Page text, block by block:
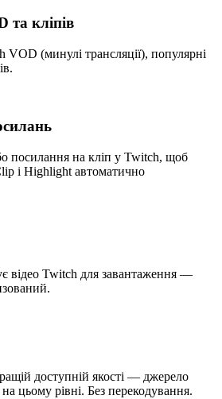
та кліпів
VOD (минулі трансляції), популярні
посилання на кліп у Twitch, щоб
і Highlight автоматично
відео Twitch для завантаження —
доступній якості — джерело
цьому рівні. Без перекодування.